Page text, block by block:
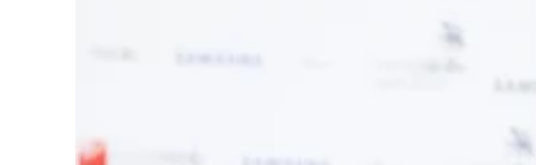
Ihr Zugang